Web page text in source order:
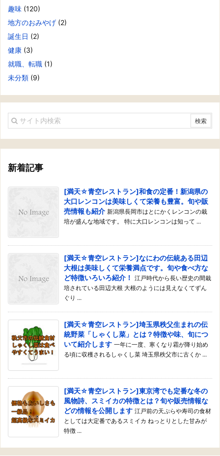
趣味 (120)
地方のおみやげ (2)
誕生日 (2)
健康 (3)
就職、転職 (1)
未分類 (9)
新着記事
[満天☆青空レストラン]和食の定番！新潟県の
大口レンコンは美味しくて栄養も豊富。旬や販
売情報も紹介 新潟県長岡市はとにかくレンコンの栽
培が盛んな地域です。 特に大口レンコンは知って ...
[満天☆青空レストラン]なにわの伝統ある田辺
大根は美味しくて栄養満点です。旬や食べ方な
ど特徴いろいろ紹介！ 江戸時代から長い歴史の間栽
培されている田辺大根 大根のようには見えなくてずん
ぐり ...
[満天☆青空レストラン]埼玉県秩父生まれの伝
統野菜「しゃくし菜」とは？特徴や味、旬につ
いて紹介します 一年に一度、寒くなり霜が降り始め
る頃に収穫されるしゃくし菜 埼玉県秩父市に古くか ...
[満天☆青空レストラン]東京湾でも定番な冬の
風物詩、スミイカの特徴とは？旬や販売情報な
どの情報を公開します 江戸前の天ぷらや寿司の食材
としては大定番であるスミイカ ねっとりとした甘みが
特徴 ...